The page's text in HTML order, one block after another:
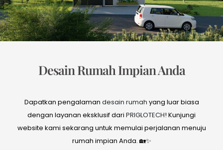
Desain Rumah Impian Anda
Dapatkan pengalaman desain rumah yang luar biasa
dengan layanan eksklusif dari PRIGLOTECH! Kunjungi
website kami sekarang untuk memulai perjalanan menuju
rumah impian Anda. 🏡✨